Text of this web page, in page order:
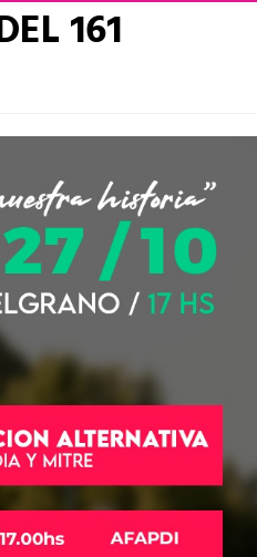
161